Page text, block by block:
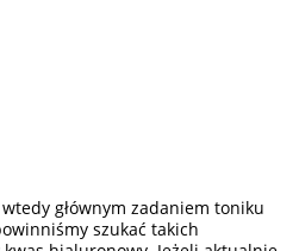
głównym zadaniem toniku
szukać takich